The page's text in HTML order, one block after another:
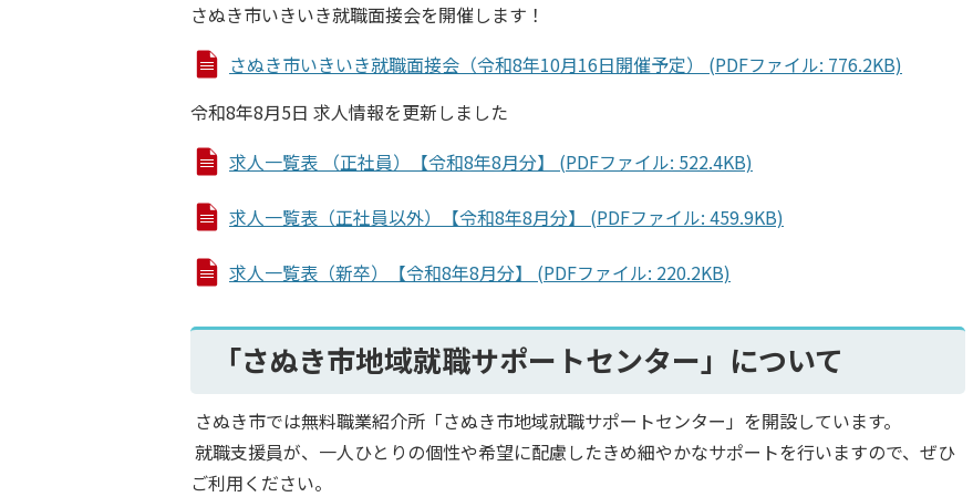
さぬき市いきいき就職面接会を開催します！
さぬき市いきいき就職面接会（令和8年10月16日開催予定） (PDFファイル: 776.2KB)
令和8年8月5日 求人情報を更新しました
求人一覧表 （正社員）【令和8年8月分】 (PDFファイル: 522.4KB)
求人一覧表（正社員以外）【令和8年8月分】 (PDFファイル: 459.9KB)
求人一覧表（新卒）【令和8年8月分】 (PDFファイル: 220.2KB)
「さぬき市地域就職サポートセンター」について
さぬき市では無料職業紹介所「さぬき市地域就職サポートセンター」を開設しています。
就職支援員が、一人ひとりの個性や希望に配慮したきめ細やかなサポートを行いますので、ぜひ
ご利用ください。